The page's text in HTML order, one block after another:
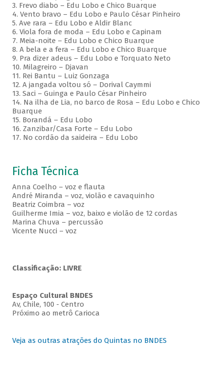
3. Frevo diabo – Edu Lobo e Chico Buarque
4. Vento bravo – Edu Lobo e Paulo César Pinheiro
5. Ave rara – Edu Lobo e Aldir Blanc
6. Viola fora de moda – Edu Lobo e Capinam
7. Meia-noite – Edu Lobo e Chico Buarque
8. A bela e a fera – Edu Lobo e Chico Buarque
9. Pra dizer adeus – Edu Lobo e Torquato Neto
10. Milagreiro – Djavan
11. Rei Bantu – Luiz Gonzaga
12. A jangada voltou só – Dorival Caymmi
13. Saci – Guinga e Paulo César Pinheiro
14. Na ilha de Lia, no barco de Rosa – Edu Lobo e Chico
Buarque
15. Borandá – Edu Lobo
16. Zanzibar/Casa Forte – Edu Lobo
17. No cordão da saideira – Edu Lobo
Ficha Técnica
Anna Coelho – voz e flauta
André Miranda – voz, violão e cavaquinho
Beatriz Coimbra – voz
Guilherme Imia – voz, baixo e violão de 12 cordas
Marina Chuva – percussão
Vicente Nucci – voz
Classificação: LIVRE
Espaço Cultural BNDES
Av, Chile, 100 - Centro
Próximo ao metrô Carioca
Veja as outras atrações do Quintas no BNDES